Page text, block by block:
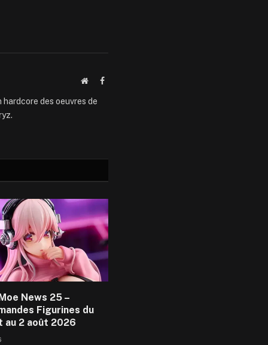
WebsiteFacebook
des oeuvres de
News 25 –
Figurines du
au 2 août 2026